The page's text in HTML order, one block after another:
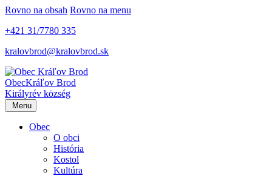
Rovno na obsah Rovno na menu
+421 31/7780 335
kralovbrod@kralovbrod.sk
ObecKráľov Brod
Királyrév község
Menu
Obec
O obci
História
Kostol
Kultúra